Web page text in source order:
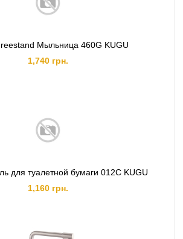
Мыльница 460G KUGU
1,740 грн.
для туалетной бумаги 012C KUGU
1,160 грн.